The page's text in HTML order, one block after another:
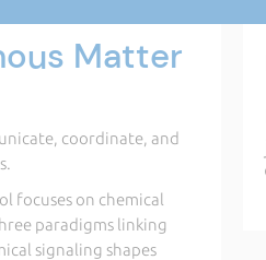
Matter
coordinate, and
focuses on chemical
paradigms linking
signaling shapes